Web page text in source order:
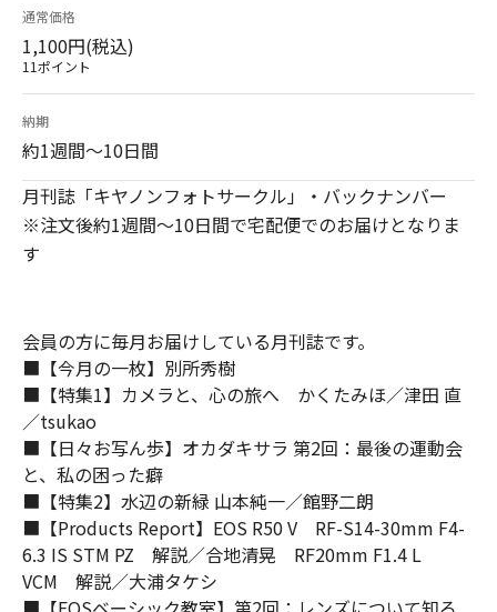
通常価格
1,100円(税込)
11ポイント
納期
約1週間～10日間
月刊誌「キヤノンフォトサークル」・バックナンバー
※注文後約1週間～10日間で宅配便でのお届けとなりま
す
会員の方に毎月お届けしている月刊誌です。
■【今月の一枚】別所秀樹
■【特集1】カメラと、心の旅へ かくたみほ／津田 直
／tsukao
■【日々お写ん歩】オカダキサラ 第2回：最後の運動会
と、私の困った癖
■【特集2】水辺の新緑 山本純一／館野二朗
■【Products Report】EOS R50 V RF-S14-30mm F4-
6.3 IS STM PZ 解説／合地清晃 RF20mm F1.4 L
VCM 解説／大浦タケシ